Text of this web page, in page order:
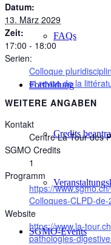
FAQs
Fortbildung
Credits
SGMO-Events
Datum:
13. März 2029
Zeit:
17:00 - 18:00
Serien:
Colloque
et revue de la
WEITERE ANGABEN
Kontakt
Centre La Tour des
SGMO Credits
1
Programm
https://
Colloques-CLPD-
Website
https://www.la-
pathologies-